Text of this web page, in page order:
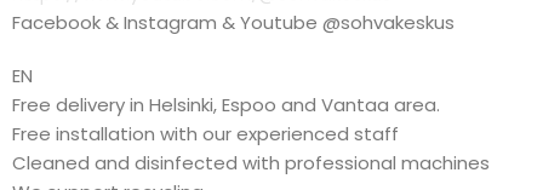
Facebook & Instagram & Youtube @sohvakeskus
EN
Free delivery in Helsinki, Espoo and Vantaa area.
Free installation with our experienced staff
Cleaned and disinfected with professional machines